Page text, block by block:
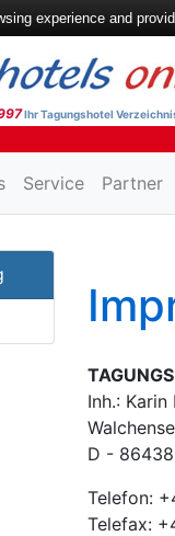
Ihr Tagungshotel
Service Partner
Inh.:
D -
Telefon:
Telefax:
experience and